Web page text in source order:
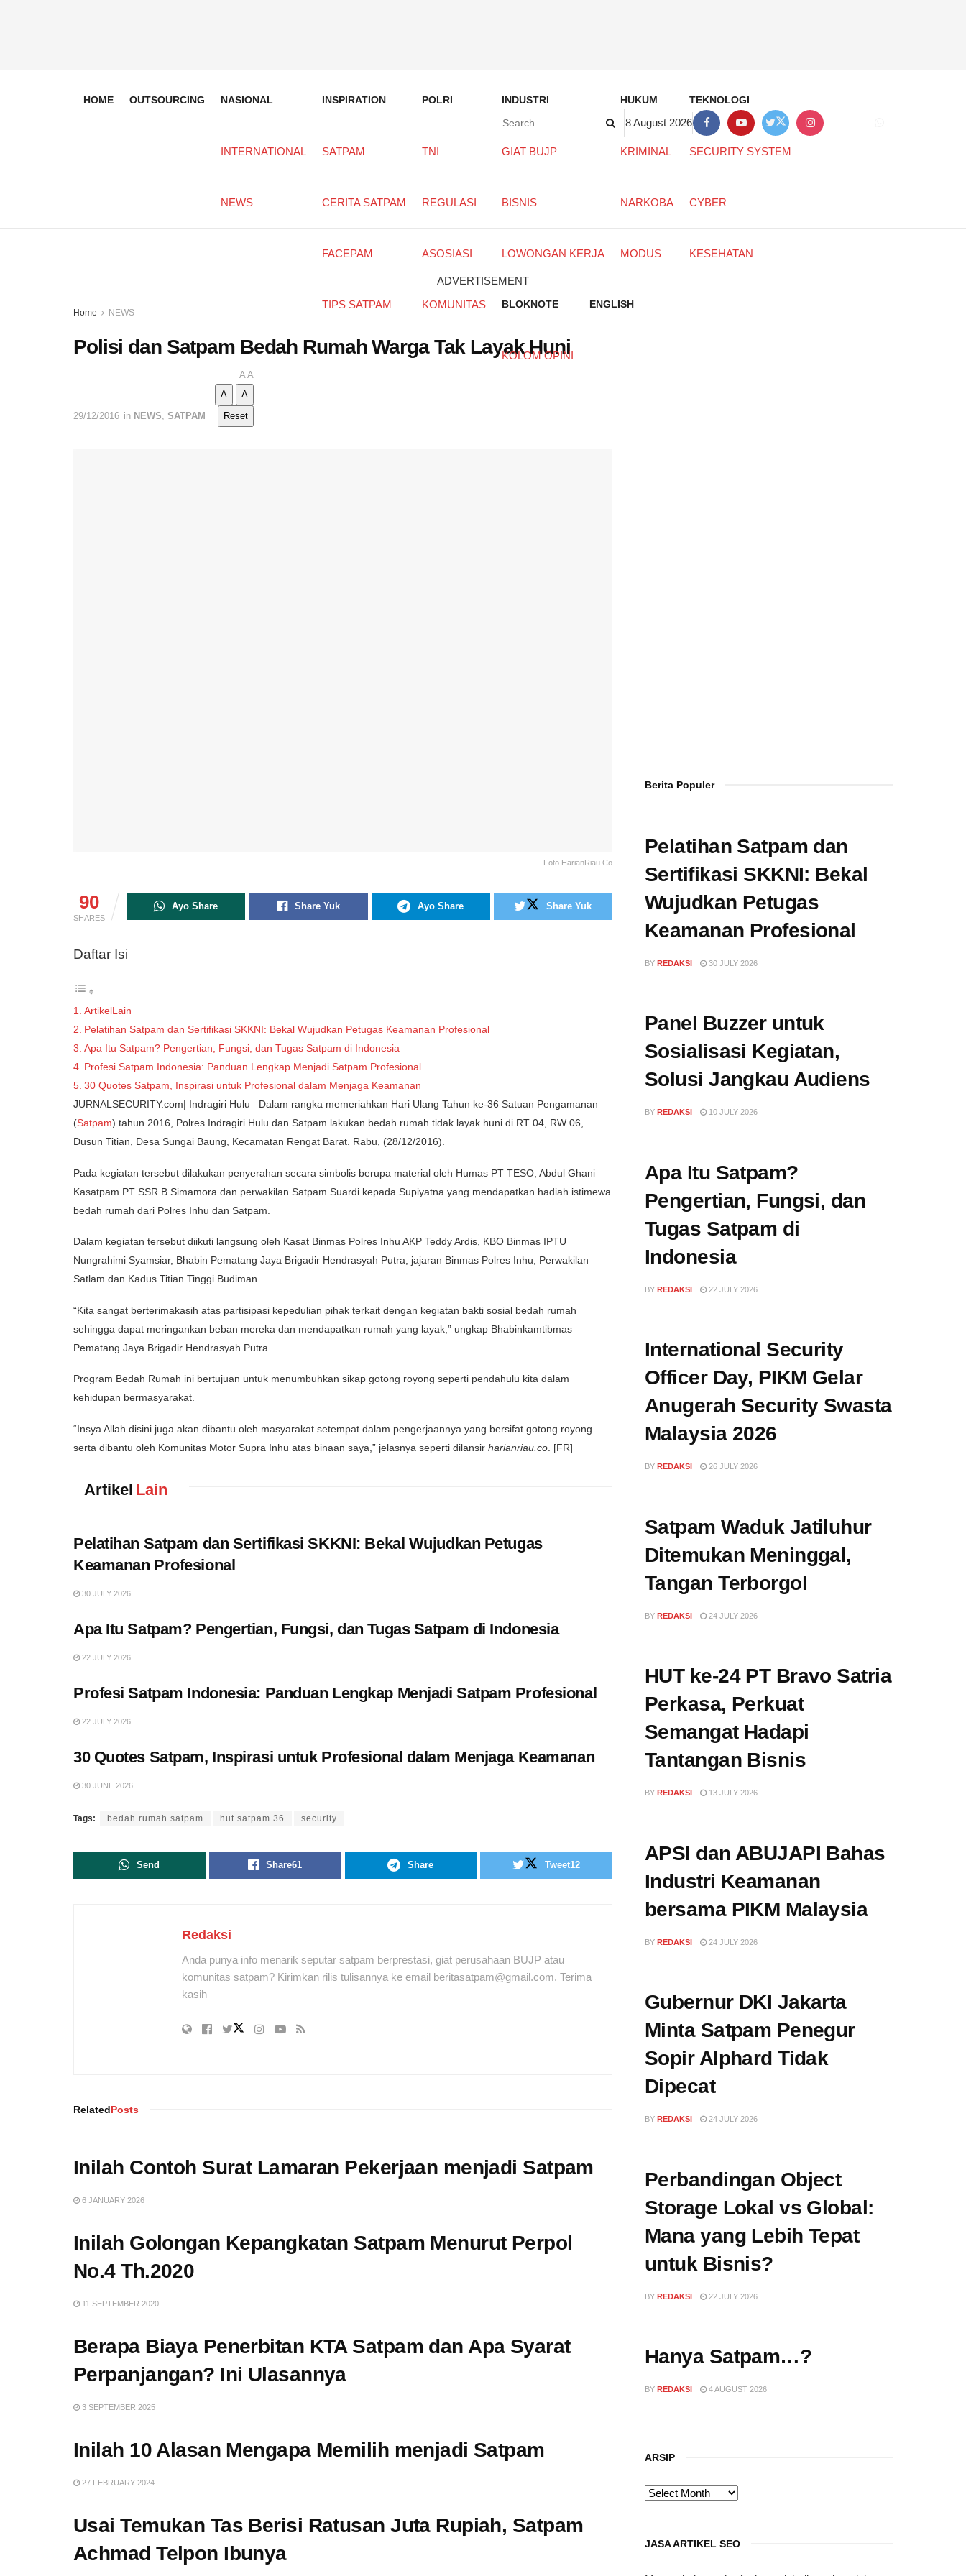
8 August 2026
HOME OUTSOURCING NASIONAL
INTERNATIONAL
NEWS
INSPIRATION
SATPAM
CERITA SATPAM
FACEPAM
TIPS SATPAM
POLRI
TNI
REGULASI
ASOSIASI
KOMUNITAS
INDUSTRI
GIAT BUJP
BISNIS
LOWONGAN KERJA
HUKUM
KRIMINAL
NARKOBA
MODUS
TEKNOLOGI
SECURITY SYSTEM
CYBER
KESEHATAN
BLOKNOTE
KOLOM OPINI
ENGLISH
ADVERTISEMENT
Home NEWS
Polisi dan Satpam Bedah Rumah Warga Tak Layak Huni
29/12/2016 in NEWS, SATPAM
A A
A
A
Reset
Foto HarianRiau.Co
90
SHARES
Ayo Share Share Yuk Ayo Share Share Yuk
Daftar Isi
ArtikelLain
Pelatihan Satpam dan Sertifikasi SKKNI: Bekal Wujudkan Petugas Keamanan Profesional
Apa Itu Satpam? Pengertian, Fungsi, dan Tugas Satpam di Indonesia
Profesi Satpam Indonesia: Panduan Lengkap Menjadi Satpam Profesional
30 Quotes Satpam, Inspirasi untuk Profesional dalam Menjaga Keamanan
JURNALSECURITY.com| Indragiri Hulu– Dalam rangka memeriahkan Hari Ulang Tahun ke-36 Satuan Pengamanan
(Satpam) tahun 2016, Polres Indragiri Hulu dan Satpam lakukan bedah rumah tidak layak huni di RT 04, RW 06,
Dusun Titian, Desa Sungai Baung, Kecamatan Rengat Barat. Rabu, (28/12/2016).
Pada kegiatan tersebut dilakukan penyerahan secara simbolis berupa material oleh Humas PT TESO, Abdul Ghani
Kasatpam PT SSR B Simamora dan perwakilan Satpam Suardi kepada Supiyatna yang mendapatkan hadiah istimewa
bedah rumah dari Polres Inhu dan Satpam.
Dalam kegiatan tersebut diikuti langsung oleh Kasat Binmas Polres Inhu AKP Teddy Ardis, KBO Binmas IPTU
Nungrahimi Syamsiar, Bhabin Pematang Jaya Brigadir Hendrasyah Putra, jajaran Binmas Polres Inhu, Perwakilan
Satlam dan Kadus Titian Tinggi Budiman.
“Kita sangat berterimakasih atas partisipasi kepedulian pihak terkait dengan kegiatan bakti sosial bedah rumah
sehingga dapat meringankan beban mereka dan mendapatkan rumah yang layak,” ungkap Bhabinkamtibmas
Pematang Jaya Brigadir Hendrasyah Putra.
Program Bedah Rumah ini bertujuan untuk menumbuhkan sikap gotong royong seperti pendahulu kita dalam
kehidupan bermasyarakat.
“Insya Allah disini juga akan dibantu oleh masyarakat setempat dalam pengerjaannya yang bersifat gotong royong
serta dibantu oleh Komunitas Motor Supra Inhu atas binaan saya,” jelasnya seperti dilansir harianriau.co . [FR]
Artikel Lain
Pelatihan Satpam dan Sertifikasi SKKNI: Bekal Wujudkan Petugas
Keamanan Profesional
30 JULY 2026
Apa Itu Satpam? Pengertian, Fungsi, dan Tugas Satpam di Indonesia
22 JULY 2026
Profesi Satpam Indonesia: Panduan Lengkap Menjadi Satpam Profesional
22 JULY 2026
30 Quotes Satpam, Inspirasi untuk Profesional dalam Menjaga Keamanan
30 JUNE 2026
Tags: bedah rumah satpam hut satpam 36 security
Send Share61 Share Tweet12
Redaksi
Anda punya info menarik seputar satpam berprestasi, giat perusahaan BUJP atau
komunitas satpam? Kirimkan rilis tulisannya ke email beritasatpam@gmail.com. Terima
kasih
RelatedPosts
Inilah Contoh Surat Lamaran Pekerjaan menjadi Satpam
6 JANUARY 2026
Inilah Golongan Kepangkatan Satpam Menurut Perpol
No.4 Th.2020
11 SEPTEMBER 2020
Berapa Biaya Penerbitan KTA Satpam dan Apa Syarat
Perpanjangan? Ini Ulasannya
3 SEPTEMBER 2025
Inilah 10 Alasan Mengapa Memilih menjadi Satpam
27 FEBRUARY 2024
Usai Temukan Tas Berisi Ratusan Juta Rupiah, Satpam
Achmad Telpon Ibunya
Berita Populer
Pelatihan Satpam dan
Sertifikasi SKKNI: Bekal
Wujudkan Petugas
Keamanan Profesional
BY REDAKSI 30 JULY 2026
Panel Buzzer untuk
Sosialisasi Kegiatan,
Solusi Jangkau Audiens
BY REDAKSI 10 JULY 2026
Apa Itu Satpam?
Pengertian, Fungsi, dan
Tugas Satpam di
Indonesia
BY REDAKSI 22 JULY 2026
International Security
Officer Day, PIKM Gelar
Anugerah Security Swasta
Malaysia 2026
BY REDAKSI 26 JULY 2026
Satpam Waduk Jatiluhur
Ditemukan Meninggal,
Tangan Terborgol
BY REDAKSI 24 JULY 2026
HUT ke-24 PT Bravo Satria
Perkasa, Perkuat
Semangat Hadapi
Tantangan Bisnis
BY REDAKSI 13 JULY 2026
APSI dan ABUJAPI Bahas
Industri Keamanan
bersama PIKM Malaysia
BY REDAKSI 24 JULY 2026
Gubernur DKI Jakarta
Minta Satpam Penegur
Sopir Alphard Tidak
Dipecat
BY REDAKSI 24 JULY 2026
Perbandingan Object
Storage Lokal vs Global:
Mana yang Lebih Tepat
untuk Bisnis?
BY REDAKSI 22 JULY 2026
Hanya Satpam…?
BY REDAKSI 4 AUGUST 2026
ARSIP
ARSIP
JASA ARTIKEL SEO